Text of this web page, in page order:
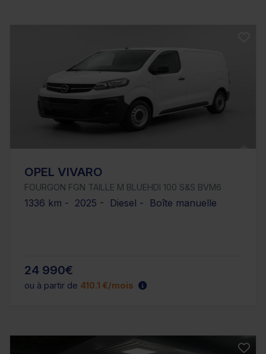
OPEL VIVARO
FOURGON FGN TAILLE M BLUEHDI 100 S&S BVM6
1336 km - 2025 - Diesel - Boîte manuelle
24 990€
ou à partir de 410.1 €/mois